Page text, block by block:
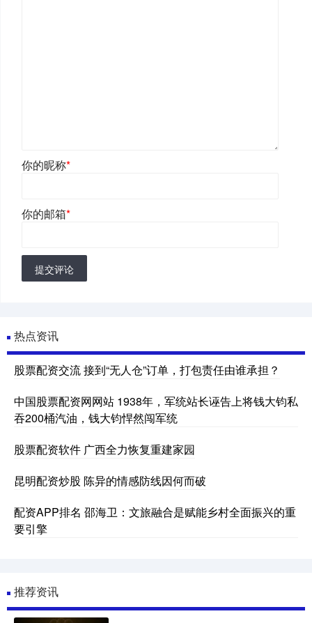
你的昵称*
你的邮箱*
提交评论
热点资讯
股票配资交流 接到“无人仓”订单，打包责任由谁承担？
中国股票配资网网站 1938年，军统站长诬告上将钱大钧私
吞200桶汽油，钱大钧悍然闯军统
股票配资软件 广西全力恢复重建家园
昆明配资炒股 陈异的情感防线因何而破
配资APP排名 邵海卫：文旅融合是赋能乡村全面振兴的重
要引擎
推荐资讯